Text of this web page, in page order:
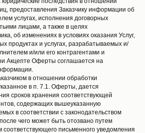
предоставления Заказчику информации об
услугах, исполнения договорных
лицами, а также в целях
об изменениях в условиях оказания Услуг,
продуктах и услугах, разрабатываемых и/
и/или его контрагентами и
Акцепте Оферты соглашается на
в отношении обработки
в п. 7.1. Оферты, дается
сроков хранения соответствующей
содержащих вышеуказанную
в соответствии с законодательством
чего может быть отозвано путем
соответствующего письменного уведомления